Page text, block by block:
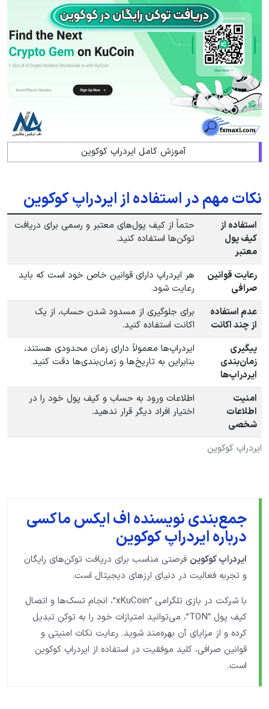
آموزش کامل ایردراپ کوکوین
نکات مهم در استفاده از ایردراپ کوکوین
ایردراپ کوکوین
استفاده از
کیف پول
معتبر
حتماً از کیف پول‌های معتبر و رسمی برای دریافت
توکن‌ها استفاده کنید.
رعایت قوانین
صرافی
هر ایردراپ دارای قوانین خاص خود است که باید
رعایت شود.
عدم استفاده
از چند اکانت
برای جلوگیری از مسدود شدن حساب، از یک
اکانت استفاده کنید.
پیگیری
زمان‌بندی
ایردراپ‌ها
ایردراپ‌ها معمولاً دارای زمان محدودی هستند،
بنابراین به تاریخ‌ها و زمان‌بندی‌ها دقت کنید.
امنیت
اطلاعات
شخصی
اطلاعات ورود به حساب و کیف پول خود را در
اختیار افراد دیگر قرار ندهید.
جمع‌بندی نویسنده اف ایکس ماکسی
درباره ایردراپ کوکوین
ایردراپ کوکوین فرصتی مناسب برای دریافت توکن‌های رایگان
و تجربه فعالیت در دنیای ارزهای دیجیتال است.
با شرکت در بازی تلگرامی “xKuCoin”، انجام تسک‌ها و اتصال
کیف پول “TON”، می‌توانید امتیازات خود را به توکن تبدیل
کرده و از مزایای آن بهره‌مند شوید. رعایت نکات امنیتی و
قوانین صرافی، کلید موفقیت در استفاده از ایردراپ کوکوین
است.